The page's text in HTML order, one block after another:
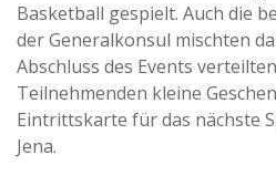
Basketball gespielt. Auch die
der Generalkonsul mischten
Abschluss des Events
Teilnehmenden kleine
Eintrittskarte für das nächste
Jena.